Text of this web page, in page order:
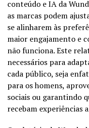
conteúdo e IA da
as marcas podem
se alinharem às
maior engajamento e
não funciona. Este
necessários para
cada público, seja
para os homens,
sociais ou garantindo
recebam experiências